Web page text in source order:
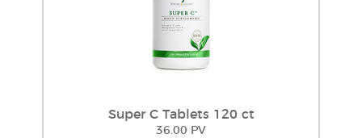
Super C Tablets 120 ct
36.00 PV